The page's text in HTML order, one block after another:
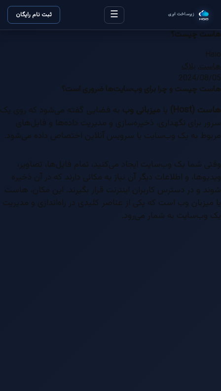
زیرساخت ابری ☰ ثبت نام رایگان
هاست چیست؟
Haio
هاست,بلاگ
2024/08/05
هاست چیست و چرا برای وب‌سایت‌ها ضروری است؟
هاست (Host) یا میزبانی وب به فضایی گفته می‌شود که روی یک
سرور برای نگهداری، ذخیره‌سازی و مدیریت داده‌ها و فایل‌های
مربوط به یک وب‌سایت یا سرویس آنلاین اختصاص داده می‌شود.
وقتی شما یک وب‌سایت ایجاد می‌کنید، تمام فایل‌ها، تصاویر،
ویدیوها، و اطلاعات دیگر آن نیاز به مکانی دارند که در آن ذخیره
شوند و در دسترس کاربران اینترنت قرار بگیرند. این مکان، هاست
یا میزبان وب است که یکی از عناصر کلیدی در راه‌اندازی و مدیریت
یک وب‌سایت به شمار می‌رود.